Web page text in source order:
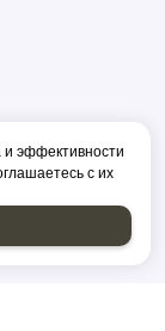
эффективности
с их